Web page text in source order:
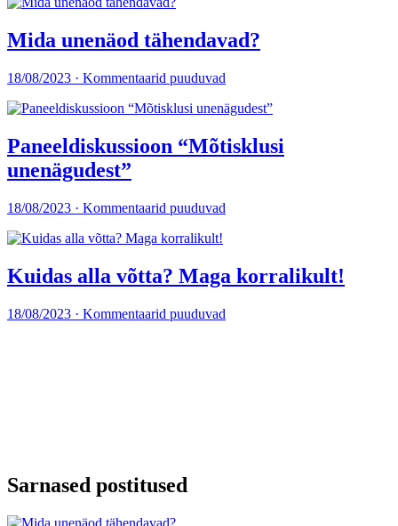
Mida unenäod tähendavad?
18/08/2023 · Kommentaarid puuduvad
Paneeldiskussioon “Mõtisklusi
unenägudest”
18/08/2023 · Kommentaarid puuduvad
Kuidas alla võtta? Maga korralikult!
18/08/2023 · Kommentaarid puuduvad
Sarnased postitused